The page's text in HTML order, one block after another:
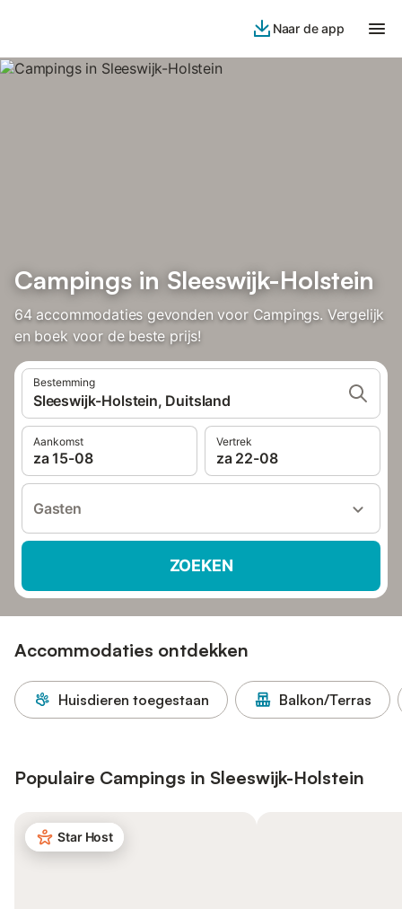
Naar de app
Campings in Sleeswijk-Holstein
64 accommodaties gevonden voor Campings. Vergelijk
en boek voor de beste prijs!
Bestemming
Sleeswijk-Holstein, Duitsland
Aankomst
za 15-08
Vertrek
za 22-08
Gasten
ZOEKEN
Accommodaties ontdekken
Huisdieren toegestaan Balkon/Terras
Populaire Campings in Sleeswijk-Holstein
Star Host